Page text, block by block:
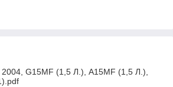
2004, G15MF (1,5 Л.), А15MF (1,5 Л.),